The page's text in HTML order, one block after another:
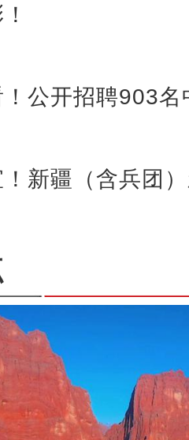
！公开招聘903名
！新疆（含兵团
名著经典曲目邂逅新